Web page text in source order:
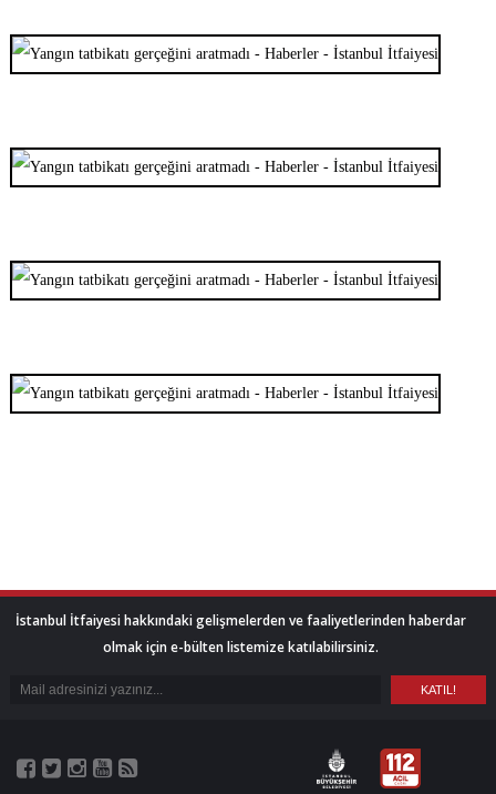
İstanbul İtfaiyesi hakkındaki gelişmelerden ve faaliyetlerinden haberdar
olmak için e-bülten listemize katılabilirsiniz.